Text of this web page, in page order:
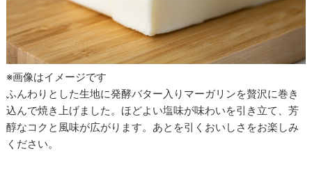
※画像はイメージです
ふんわりとした生地に発酵バター入りマーガリンを贅沢に巻き
込んで焼き上げました。ほどよい塩味が味わいを引き立て、芳
醇なコクと風味が広がります。あとを引くおいしさをお楽しみ
ください。